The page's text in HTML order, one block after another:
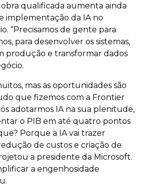
qualificada aumenta ainda
implementação da IA no
“Precisamos de gente para
para desenvolver os sistemas,
produção e transformar dados
mas as oportunidades são
que fizemos com a Frontier
adotarmos IA na sua plenitude,
o PIB em até quatro pontos
Porque a IA vai trazer
de custos e criação de
a presidente da Microsoft.
a engenhosidade